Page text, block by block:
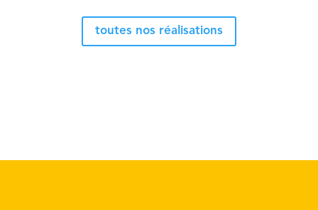
toutes nos réalisations